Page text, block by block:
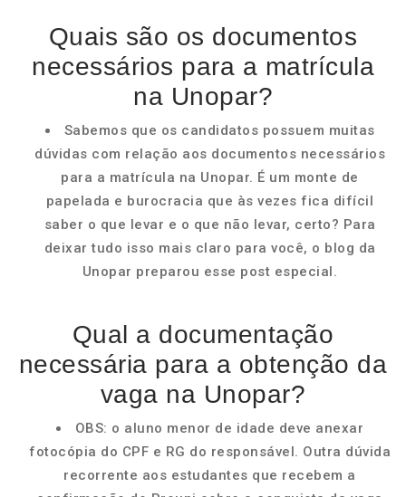
Quais são os documentos
necessários para a matrícula
na Unopar?
Sabemos que os candidatos possuem muitas
dúvidas com relação aos documentos necessários
para a matrícula na Unopar. É um monte de
papelada e burocracia que às vezes fica difícil
saber o que levar e o que não levar, certo? Para
deixar tudo isso mais claro para você, o blog da
Unopar preparou esse post especial.
Qual a documentação
necessária para a obtenção da
vaga na Unopar?
OBS: o aluno menor de idade deve anexar
fotocópia do CPF e RG do responsável. Outra dúvida
recorrente aos estudantes que recebem a